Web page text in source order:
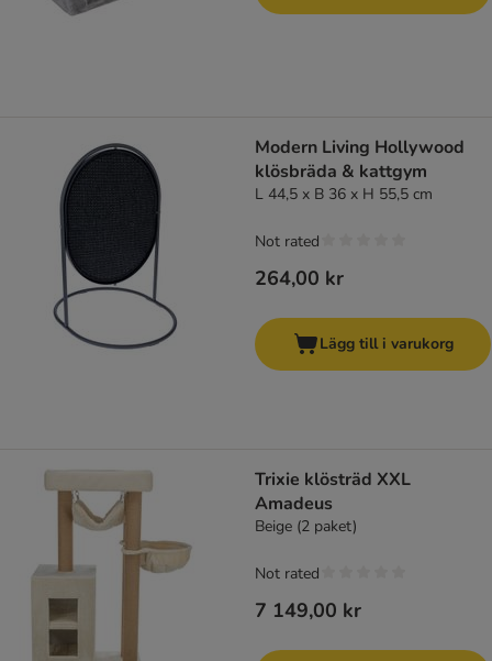
Modern Living Hollywood
klösbräda & kattgym
L 44,5 x B 36 x H 55,5 cm
264,00 kr
Not rated
Lägg till i varukorg
Trixie klösträd XXL
Amadeus
Beige (2 paket)
7 149,00 kr
Not rated